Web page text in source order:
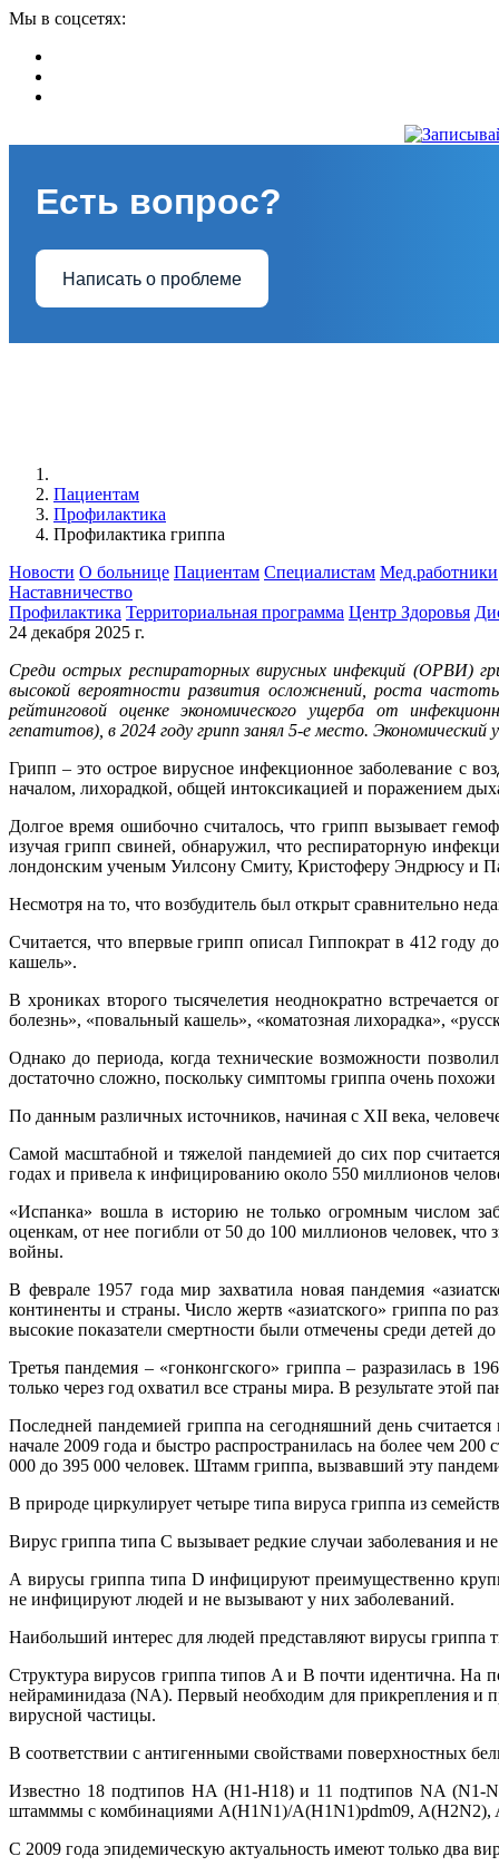
Мы в соцсетях:
Есть вопрос?
Написать о проблеме
Пациентам
Профилактика
Профилактика гриппа
Новости О больнице Пациентам Специалистам Мед.работники
Наставничество
Профилактика Территориальная программа Центр Здоровья
24 декабря 2025 г.
Среди острых респираторных вирусных инфекций (ОРВИ)
высокой вероятности развития осложнений, роста
рейтинговой оценке экономического ущерба от
гепатитов), в 2024 году грипп занял 5‑е место. Экономический
Грипп – это острое вирусное инфекционное заболевание с
началом, лихорадкой, общей интоксикацией и поражением
Долгое время ошибочно считалось, что грипп вызывает
изучая грипп свиней, обнаружил, что респираторную
лондонским ученым Уилсону Смиту, Кристоферу Эндрюсу и
Несмотря на то, что возбудитель был открыт сравнительно
Считается, что впервые грипп описал Гиппократ в 412 году
кашель».
В хрониках второго тысячелетия неоднократно
болезнь», «повальный кашель», «коматозная лихорадка»,
Однако до периода, когда технические возможности
достаточно сложно, поскольку симптомы гриппа очень
По данным различных источников, начиная с XII века,
Самой масштабной и тяжелой пандемией до сих пор
годах и привела к инфицированию около 550 миллионов
«Испанка» вошла в историю не только огромным числом
оценкам, от нее погибли от 50 до 100 миллионов человек,
войны.
В феврале 1957 года мир захватила новая пандемия
континенты и страны. Число жертв «азиатского» гриппа по
высокие показатели смертности были отмечены среди детей до
Третья пандемия – «гонконгского» гриппа – разразилась в
только через год охватил все страны мира. В результате
Последней пандемией гриппа на сегодняшний день
начале 2009 года и быстро распространилась на более чем
000 до 395 000 человек. Штамм гриппа, вызвавший эту
В природе циркулирует четыре типа вируса гриппа из
Вирус гриппа типа C вызывает редкие случаи заболевания и
А вирусы гриппа типа D инфицируют преимущественно
не инфицируют людей и не вызывают у них заболеваний.
Наибольший интерес для людей представляют вирусы
Структура вирусов гриппа типов A и B почти идентична. На
нейраминидаза (NA). Первый необходим для прикрепления и
вирусной частицы.
В соответствии с антигенными свойствами поверхностных
Известно 18 подтипов HA (Н1-Н18) и 11 подтипов NA (N1-
штамммы с комбинациями A(H1N1)/A(H1N1)pdm09, A(H2N2),
С 2009 года эпидемическую актуальность имеют только два